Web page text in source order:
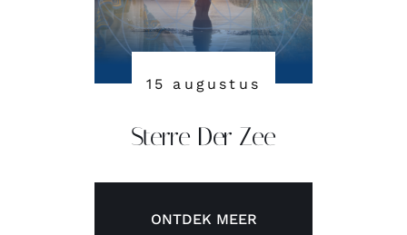
15 augustus
Sterre Der Zee
ONTDEK MEER